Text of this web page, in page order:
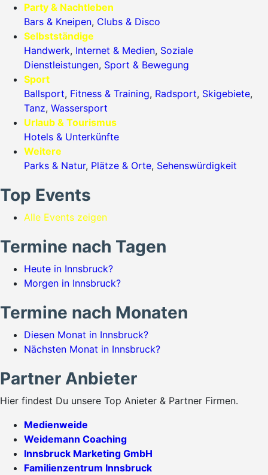
Party & Nachtleben
Bars & Kneipen, Clubs & Disco
Selbstständige
Handwerk, Internet & Medien, Soziale
Dienstleistungen, Sport & Bewegung
Sport
Ballsport, Fitness & Training, Radsport, Skigebiete,
Tanz, Wassersport
Urlaub & Tourismus
Hotels & Unterkünfte
Weitere
Parks & Natur, Plätze & Orte, Sehenswürdigkeit
Top Events
Alle Events zeigen
Termine nach Tagen
Heute in Innsbruck?
Morgen in Innsbruck?
Termine nach Monaten
Diesen Monat in Innsbruck?
Nächsten Monat in Innsbruck?
Partner Anbieter
Hier findest Du unsere Top Anieter & Partner Firmen.
Medienweide
Weidemann Coaching
Innsbruck Marketing GmbH
Familienzentrum Innsbruck